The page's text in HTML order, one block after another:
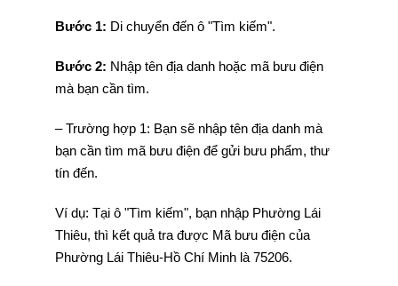
Bước 1: Di chuyển đến ô "Tìm kiếm".
Bước 2: Nhập tên địa danh hoặc mã bưu điện
mà bạn cần tìm.
– Trường hợp 1: Bạn sẽ nhập tên địa danh mà
bạn cần tìm mã bưu điện để gửi bưu phẩm, thư
tín đến.
Ví dụ: Tại ô "Tìm kiếm", bạn nhập Phường Lái
Thiêu, thì kết quả tra được Mã bưu điện của
Phường Lái Thiêu-Hồ Chí Minh là 75206.